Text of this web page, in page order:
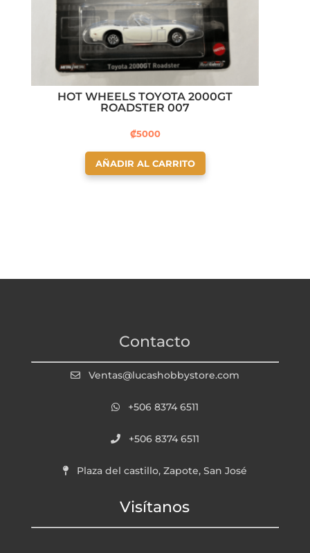
HOT WHEELS TOYOTA 2000GT
ROADSTER 007
₡5000
AÑADIR AL CARRITO
Contacto
Ventas@lucashobbystore.com
+506 8374 6511
+506 8374 6511
Plaza del castillo, Zapote, San José
Visítanos